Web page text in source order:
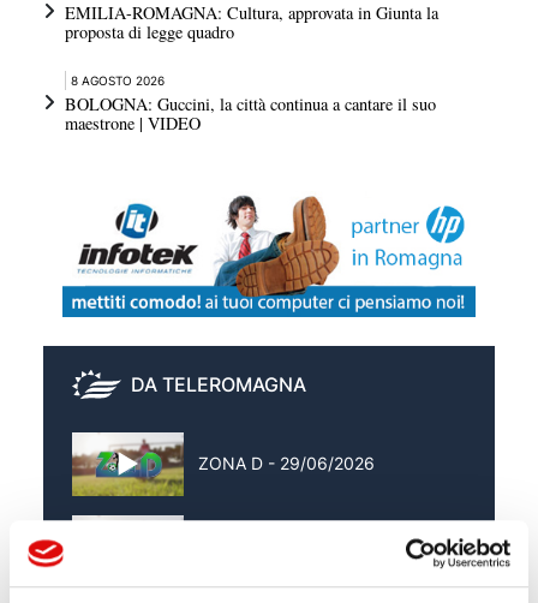
EMILIA-ROMAGNA: Cultura, approvata in Giunta la
proposta di legge quadro
8 AGOSTO 2026
BOLOGNA: Guccini, la città continua a cantare il suo
maestrone | VIDEO
DA TELEROMAGNA
ZONA D - 29/06/2026